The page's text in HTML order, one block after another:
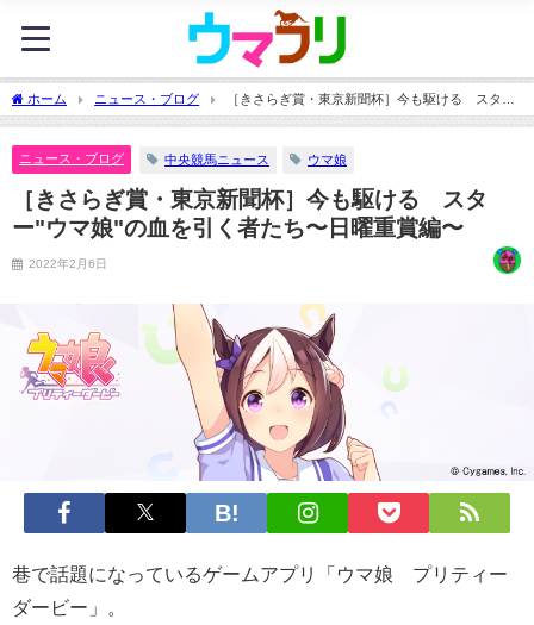
ホーム ニュース・ブログ
［きさらぎ賞・東京新聞杯］今も駆ける スタ
ー"ウマ娘"の血を引く者たち〜日曜重賞編〜
ニュース・ブログ 中央競馬ニュース ウマ娘
［きさらぎ賞・東京新聞杯］今も駆ける スタ
ー"ウマ娘"の血を引く者たち〜日曜重賞編〜
2022年2月6日
巷で話題になっているゲームアプリ「ウマ娘 プリティー
ダービー」。